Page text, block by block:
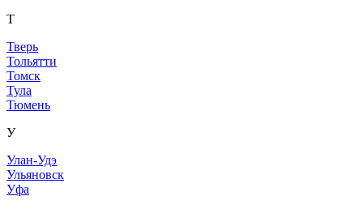
Т
Тверь
Тольятти
Томск
Тула
Тюмень
У
Улан-Удэ
Ульяновск
Уфа